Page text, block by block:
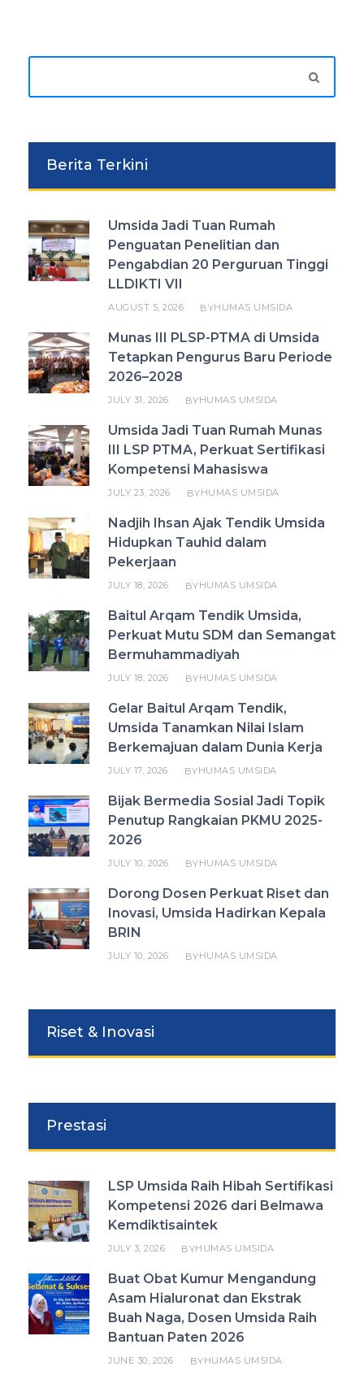
Berita Terkini
Umsida Jadi Tuan Rumah
Penguatan Penelitian dan
Pengabdian 20 Perguruan Tinggi
LLDIKTI VII
AUGUST 5, 2026 BYHUMAS UMSIDA
Munas III PLSP-PTMA di Umsida
Tetapkan Pengurus Baru Periode
2026–2028
JULY 31, 2026 BYHUMAS UMSIDA
Umsida Jadi Tuan Rumah Munas
III LSP PTMA, Perkuat Sertifikasi
Kompetensi Mahasiswa
JULY 23, 2026 BYHUMAS UMSIDA
Nadjih Ihsan Ajak Tendik Umsida
Hidupkan Tauhid dalam
Pekerjaan
JULY 18, 2026 BYHUMAS UMSIDA
Baitul Arqam Tendik Umsida,
Perkuat Mutu SDM dan Semangat
Bermuhammadiyah
JULY 18, 2026 BYHUMAS UMSIDA
Gelar Baitul Arqam Tendik,
Umsida Tanamkan Nilai Islam
Berkemajuan dalam Dunia Kerja
JULY 17, 2026 BYHUMAS UMSIDA
Bijak Bermedia Sosial Jadi Topik
Penutup Rangkaian PKMU 2025-
2026
JULY 10, 2026 BYHUMAS UMSIDA
Dorong Dosen Perkuat Riset dan
Inovasi, Umsida Hadirkan Kepala
BRIN
JULY 10, 2026 BYHUMAS UMSIDA
Riset & Inovasi
Prestasi
LSP Umsida Raih Hibah Sertifikasi
Kompetensi 2026 dari Belmawa
Kemdiktisaintek
JULY 3, 2026 BYHUMAS UMSIDA
Buat Obat Kumur Mengandung
Asam Hialuronat dan Ekstrak
Buah Naga, Dosen Umsida Raih
Bantuan Paten 2026
JUNE 30, 2026 BYHUMAS UMSIDA